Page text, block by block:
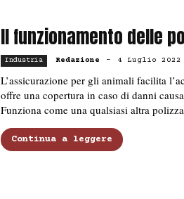
Il funzionamento delle
Industria Redazione - 4 Luglio 2022
L’assicurazione per gli animali facilita
offre una copertura in caso di danni
Funziona come una qualsiasi altra polizza
Continua a leggere